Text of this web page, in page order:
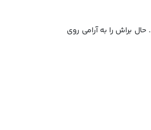
براش را به آرامی روی